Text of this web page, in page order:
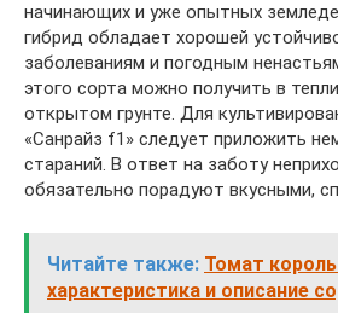
начинающих и уже опытных
гибрид обладает хорошей
заболеваниям и погодным
этого сорта можно получить в
открытом грунте. Для
«Санрайз f1» следует приложить
стараний. В ответ на заботу
обязательно порадуют вкусными,
Читайте также: Томат
характеристика и описание